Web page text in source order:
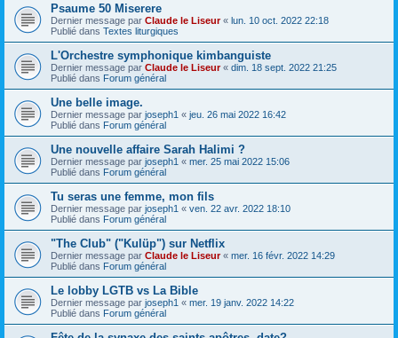
Psaume 50 Miserere
Dernier message par Claude le Liseur« lun. 10 oct. 2022 22:18
Publié dans Textes liturgiques
L'Orchestre symphonique kimbanguiste
Dernier message par Claude le Liseur« dim. 18 sept. 2022 21:25
Publié dans Forum général
Une belle image.
Dernier message par joseph1 « jeu. 26 mai 2022 16:42
Publié dans Forum général
Une nouvelle affaire Sarah Halimi ?
Dernier message par joseph1 « mer. 25 mai 2022 15:06
Publié dans Forum général
Tu seras une femme, mon fils
Dernier message par joseph1 « ven. 22 avr. 2022 18:10
Publié dans Forum général
"The Club" ("Kulüp") sur Netflix
Dernier message par Claude le Liseur« mer. 16 févr. 2022 14:29
Publié dans Forum général
Le lobby LGTB vs La Bible
Dernier message par joseph1 « mer. 19 janv. 2022 14:22
Publié dans Forum général